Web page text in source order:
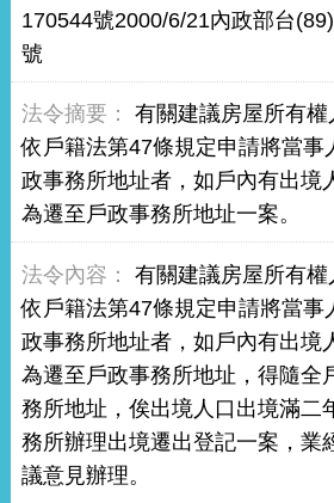
170544號2000/6/21內政部台
號
有關建議房屋所有
依戶籍法第47條規定申請將當事
政事務所地址者，如戶內有出境
為遷至戶政事務所地址一案。
有關建議房屋所有
依戶籍法第47條規定申請將當事
政事務所地址者，如戶內有出境
為遷至戶政事務所地址，得隨全
務所地址，俟出境人口出境滿二
務所辦理出境遷出登記一案，業
議意見辦理。